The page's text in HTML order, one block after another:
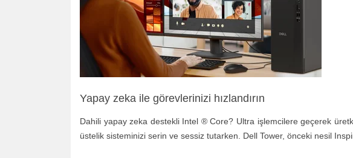
Yapay zeka ile görevlerinizi hızlandırın
Dahili yapay zeka destekli Intel ® Core? Ultra işlemcilere geçerek
üstelik sisteminizi serin ve sessiz tutarken. Dell Tower, önceki nesil